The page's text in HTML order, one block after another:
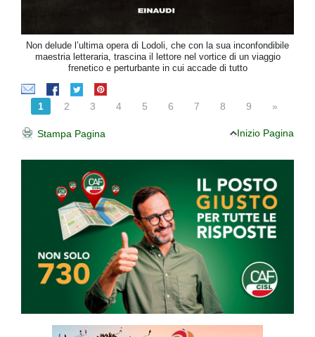
Non delude l’ultima opera di Lodoli, che con la sua inconfondibile
maestria letteraria, trascina il lettore nel vortice di un viaggio
frenetico e perturbante in cui accade di tutto
1 2 3 4 5 6 7 8 9 »
Stampa Pagina Inizio Pagina